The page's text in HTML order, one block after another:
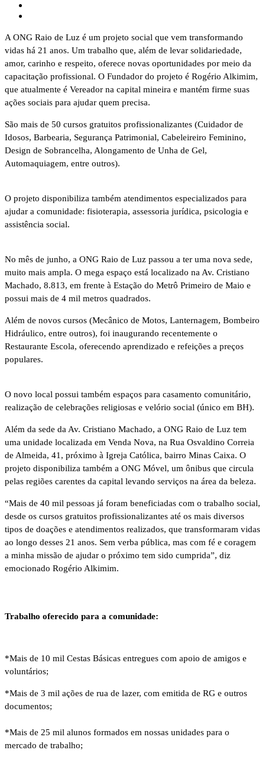
A ONG Raio de Luz é um projeto social que vem transformando
vidas há 21 anos. Um trabalho que, além de levar solidariedade,
amor, carinho e respeito, oferece novas oportunidades por meio da
capacitação profissional. O Fundador do projeto é Rogério Alkimim,
que atualmente é Vereador na capital mineira e mantém firme suas
ações sociais para ajudar quem precisa.
São mais de 50 cursos gratuitos profissionalizantes (Cuidador de
Idosos, Barbearia, Segurança Patrimonial, Cabeleireiro Feminino,
Design de Sobrancelha, Alongamento de Unha de Gel,
Automaquiagem, entre outros).
O projeto disponibiliza também atendimentos especializados para
ajudar a comunidade: fisioterapia, assessoria jurídica, psicologia e
assistência social.
No mês de junho, a ONG Raio de Luz passou a ter uma nova sede,
muito mais ampla. O mega espaço está localizado na Av. Cristiano
Machado, 8.813, em frente à Estação do Metrô Primeiro de Maio e
possui mais de 4 mil metros quadrados.
Além de novos cursos (Mecânico de Motos, Lanternagem, Bombeiro
Hidráulico, entre outros), foi inaugurando recentemente o
Restaurante Escola, oferecendo aprendizado e refeições a preços
populares.
O novo local possui também espaços para casamento comunitário,
realização de celebrações religiosas e velório social (único em BH).
Além da sede da Av. Cristiano Machado, a ONG Raio de Luz tem
uma unidade localizada em Venda Nova, na Rua Osvaldino Correia
de Almeida, 41, próximo à Igreja Católica, bairro Minas Caixa. O
projeto disponibiliza também a ONG Móvel, um ônibus que circula
pelas regiões carentes da capital levando serviços na área da beleza.
“Mais de 40 mil pessoas já foram beneficiadas com o trabalho social,
desde os cursos gratuitos profissionalizantes até os mais diversos
tipos de doações e atendimentos realizados, que transformaram vidas
ao longo desses 21 anos. Sem verba pública, mas com fé e coragem
a minha missão de ajudar o próximo tem sido cumprida”, diz
emocionado Rogério Alkimim.
Trabalho oferecido para a comunidade:
*Mais de 10 mil Cestas Básicas entregues com apoio de amigos e
voluntários;
*Mais de 3 mil ações de rua de lazer, com emitida de RG e outros
documentos;
*Mais de 25 mil alunos formados em nossas unidades para o
mercado de trabalho;